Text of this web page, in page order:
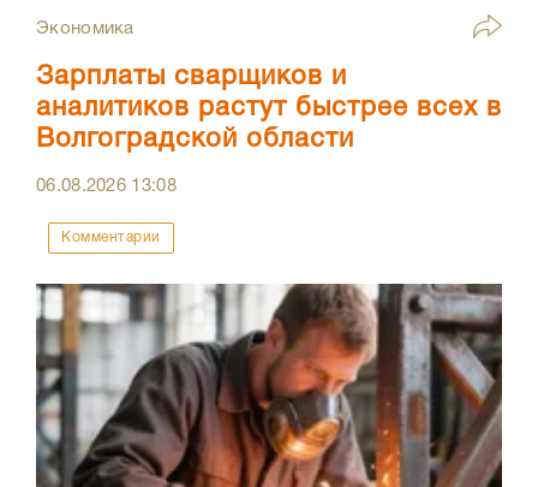
Экономика
Зарплаты сварщиков и
аналитиков растут быстрее всех в
Волгоградской области
06.08.2026 13:08
Комментарии